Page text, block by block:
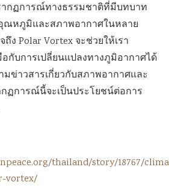
ากฏการณ์ทางธรรมชาติที่มีบทบาท
หภูมิและสภาพอากาศในหลาย
ง Polar Vortex จะช่วยให้เรา
กับการเปลี่ยนแปลงทางภูมิอากาศได้
ข่าวสารเกี่ยวกับสภาพอากาศและ
ฏการณ์นี้จะเป็นประโยชน์ต่อการ
thailand/story/18767/
vortex/